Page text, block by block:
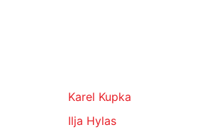
Karel Kupka
Ilja Hylas